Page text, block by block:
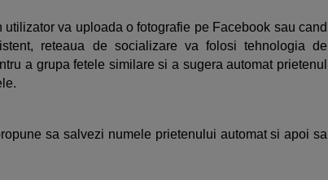
utilizator va uploada o fotografie pe Facebook sau cand
reteaua de socializare va folosi tehnologia de
a grupa fetele similare si a sugera automat prietenul
sa salvezi numele prietenului automat si apoi sa